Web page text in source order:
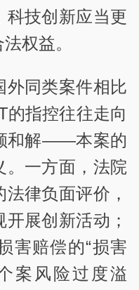
科技创新应当更
权益。
外同类案件相比
指控往往走向
和解——本案的
。一方面，法院
律负面评价，
展创新活动；
害赔偿的“损害
案风险过度溢